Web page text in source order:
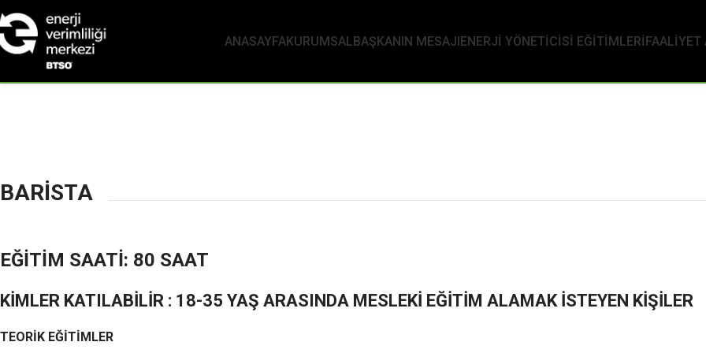
ANASAYFAKURUMSALBAŞKANIN MESAJIENERJI YÖNETICISI EĞITIMLERIFAALİYET
BARİSTA
EĞİTİM SAATİ: 80 SAAT
KİMLER KATILABİLİR : 18-35 YAŞ ARASINDA MESLEKİ EĞİTİM ALAMAK İSTEYEN KİŞİLER
TEORİK EĞİTİMLER